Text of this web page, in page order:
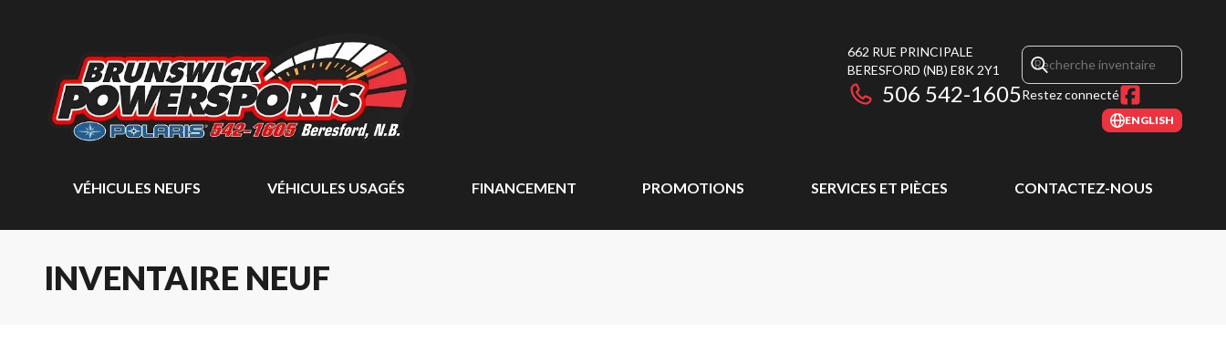
662 RUE PRINCIPALE
BERESFORD (NB) E8K 2Y1
506 542-1605Restez connecté
ENGLISH
VÉHICULES NEUFS VÉHICULES USAGÉS FINANCEMENT PROMOTIONS SERVICES ET PIÈCES CONTACTEZ-NOUS
INVENTAIRE NEUF